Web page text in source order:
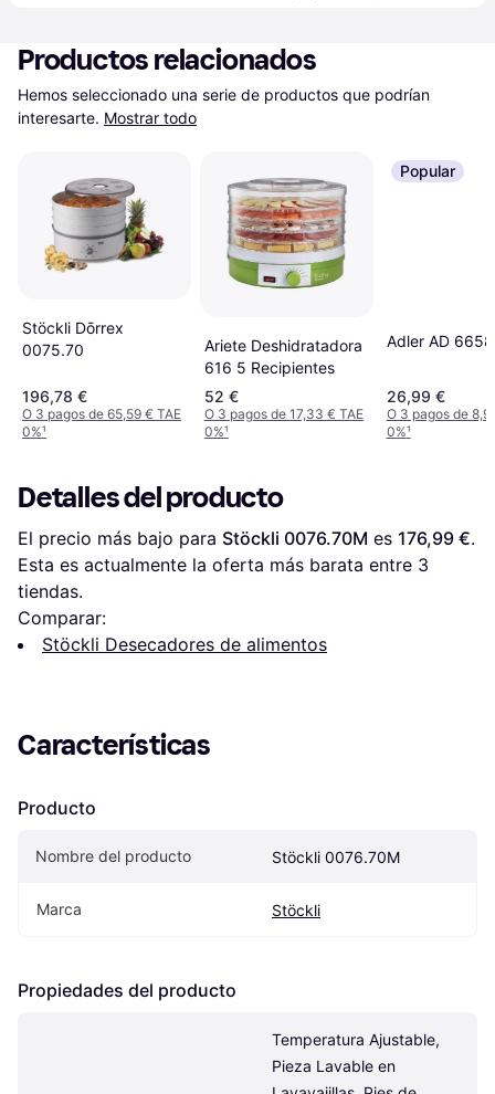
Productos relacionados
Hemos seleccionado una serie de productos que podrían
interesarte. Mostrar todo
Stöckli Dōrrex
0075.70
196,78 €
O 3 pagos de 65,59 € TAE
0%¹
Ariete Deshidratadora
616 5 Recipientes
52 €
O 3 pagos de 17,33 € TAE
0%¹
Popular
Adler AD 6658
26,99 €
O 3 pagos de
0%¹
Detalles del producto
El precio más bajo para Stöckli 0076.70M es 176,99 €.
Esta es actualmente la oferta más barata entre 3
tiendas.
Comparar:
Stöckli Desecadores de alimentos
Características
Producto
Nombre del producto Stöckli 0076.70M
Marca Stöckli
Propiedades del producto
Temperatura Ajustable,
Pieza Lavable en